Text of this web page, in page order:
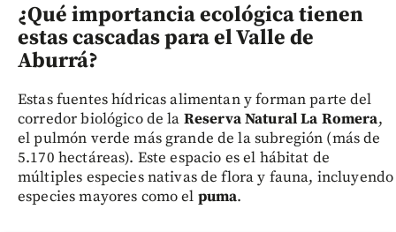
¿Qué importancia ecológica tienen
estas cascadas para el Valle de
Aburrá?
Estas fuentes hídricas alimentan y forman parte del
corredor biológico de la Reserva Natural La Romera,
el pulmón verde más grande de la subregión (más de
5.170 hectáreas). Este espacio es el hábitat de
múltiples especies nativas de flora y fauna, incluyendo
especies mayores como el puma.